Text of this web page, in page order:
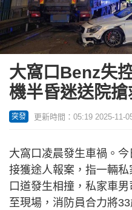
大窩口Benz失
機半昏迷送院搶
突發 更新時間：05:19 2025-11-
大窩口凌晨發生車禍。
接獲途人報案，指一輛
口道發生相撞，私家車
至現場，消防員合力將